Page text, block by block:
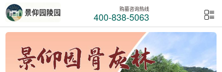
购墓咨询热线
400-838-5063